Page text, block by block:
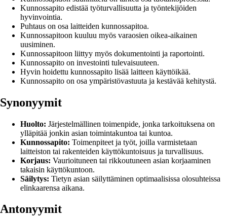
Kunnossapito edistää työturvallisuutta ja työntekijöiden
hyvinvointia.
Puhtaus on osa laitteiden kunnossapitoa.
Kunnossapitoon kuuluu myös varaosien oikea-aikainen
uusiminen.
Kunnossapitoon liittyy myös dokumentointi ja raportointi.
Kunnossapito on investointi tulevaisuuteen.
Hyvin hoidettu kunnossapito lisää laitteen käyttöikää.
Kunnossapito on osa ympäristövastuuta ja kestävää kehitystä.
Synonyymit
Huolto: Järjestelmällinen toimenpide, jonka tarkoituksena on
ylläpitää jonkin asian toimintakuntoa tai kuntoa.
Kunnossapito: Toimenpiteet ja työt, joilla varmistetaan
laitteiston tai rakenteiden käyttökuntoisuus ja turvallisuus.
Korjaus: Vaurioituneen tai rikkoutuneen asian korjaaminen
takaisin käyttökuntoon.
Säilytys: Tietyn asian säilyttäminen optimaalisissa olosuhteissa
elinkaarensa aikana.
Antonyymit